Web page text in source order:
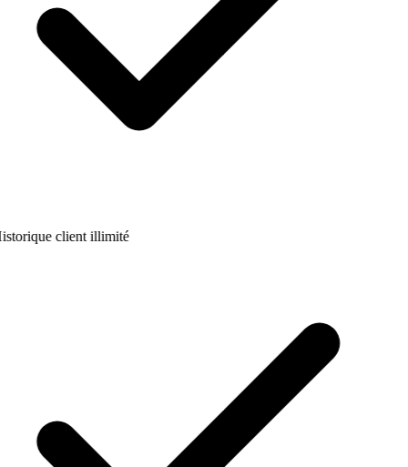
client illimité